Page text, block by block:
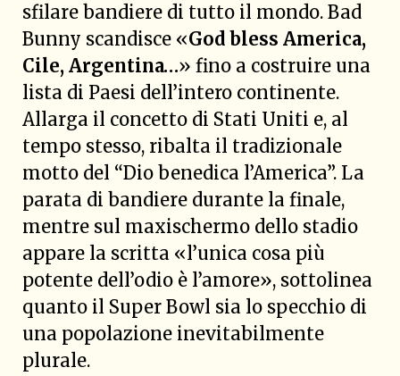
sfilare bandiere di tutto il mondo. Bad
Bunny scandisce «God bless America,
Cile, Argentina…» fino a costruire una
lista di Paesi dell’intero continente.
Allarga il concetto di Stati Uniti e, al
tempo stesso, ribalta il tradizionale
motto del “Dio benedica l’America”. La
parata di bandiere durante la finale,
mentre sul maxischermo dello stadio
appare la scritta «l’unica cosa più
potente dell’odio è l’amore», sottolinea
quanto il Super Bowl sia lo specchio di
una popolazione inevitabilmente
plurale.